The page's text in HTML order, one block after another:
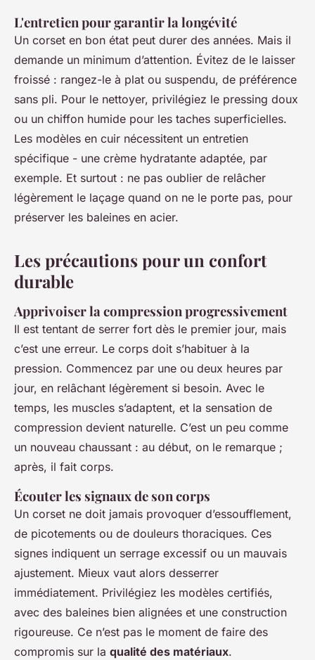
L'entretien pour garantir la longévité
Un corset en bon état peut durer des années. Mais il
demande un minimum d’attention. Évitez de le laisser
froissé : rangez-le à plat ou suspendu, de préférence
sans pli. Pour le nettoyer, privilégiez le pressing doux
ou un chiffon humide pour les taches superficielles.
Les modèles en cuir nécessitent un entretien
spécifique - une crème hydratante adaptée, par
exemple. Et surtout : ne pas oublier de relâcher
légèrement le laçage quand on ne le porte pas, pour
préserver les baleines en acier.
Les précautions pour un confort
durable
Apprivoiser la compression progressivement
Il est tentant de serrer fort dès le premier jour, mais
c’est une erreur. Le corps doit s’habituer à la
pression. Commencez par une ou deux heures par
jour, en relâchant légèrement si besoin. Avec le
temps, les muscles s’adaptent, et la sensation de
compression devient naturelle. C’est un peu comme
un nouveau chaussant : au début, on le remarque ;
après, il fait corps.
Écouter les signaux de son corps
Un corset ne doit jamais provoquer d’essoufflement,
de picotements ou de douleurs thoraciques. Ces
signes indiquent un serrage excessif ou un mauvais
ajustement. Mieux vaut alors desserrer
immédiatement. Privilégiez les modèles certifiés,
avec des baleines bien alignées et une construction
rigoureuse. Ce n’est pas le moment de faire des
compromis sur la qualité des matériaux.